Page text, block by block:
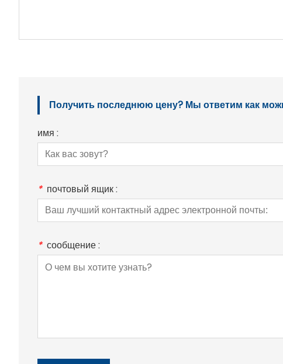
Получить последнюю цену? Мы ответим как
имя :
* почтовый ящик :
* сообщение :